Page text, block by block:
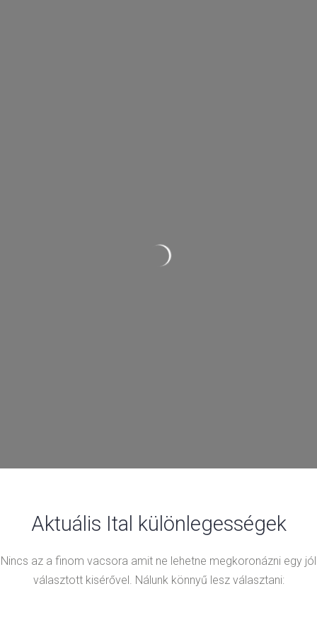
Aktuális Ital különlegességek
Nincs az a finom vacsora amit ne lehetne megkoronázni egy jól
választott kisérővel. Nálunk könnyű lesz választani: